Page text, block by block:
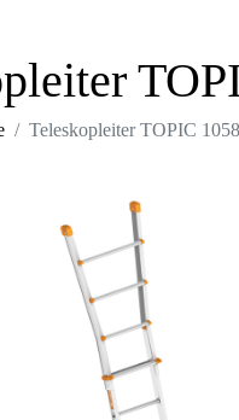
Teleskopleiter TOPIC